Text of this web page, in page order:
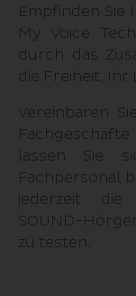
Empfinden Sie
My Voice
durch das
die Freiheit, Ihr
Vereinbaren
lassen Sie
Fachpersonal
jederzeit die
SOUND-
zu testen.